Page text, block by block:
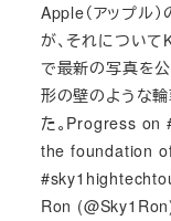
Apple（アップル
が、それについ
で最新の写真を
形の壁のような
た。Progress
the foundation
Ron